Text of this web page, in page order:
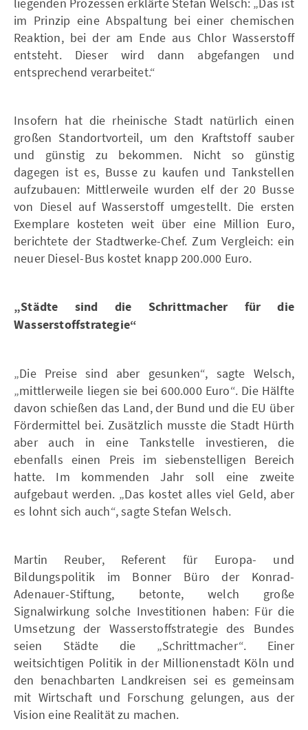
im Prinzip eine Abspaltung bei einer chemischen
Reaktion, bei der am Ende aus Chlor Wasserstoff
entsteht. Dieser wird dann abgefangen und
entsprechend verarbeitet.“
Insofern hat die rheinische Stadt natürlich einen
großen Standortvorteil, um den Kraftstoff sauber
und günstig zu bekommen. Nicht so günstig
dagegen ist es, Busse zu kaufen und Tankstellen
aufzubauen: Mittlerweile wurden elf der 20 Busse
von Diesel auf Wasserstoff umgestellt. Die ersten
Exemplare kosteten weit über eine Million Euro,
berichtete der Stadtwerke-Chef. Zum Vergleich: ein
neuer Diesel-Bus kostet knapp 200.000 Euro.
„Städte sind die Schrittmacher für die
Wasserstoffstrategie“
„Die Preise sind aber gesunken“, sagte Welsch,
„mittlerweile liegen sie bei 600.000 Euro“. Die Hälfte
davon schießen das Land, der Bund und die EU über
Fördermittel bei. Zusätzlich musste die Stadt Hürth
aber auch in eine Tankstelle investieren, die
ebenfalls einen Preis im siebenstelligen Bereich
hatte. Im kommenden Jahr soll eine zweite
aufgebaut werden. „Das kostet alles viel Geld, aber
es lohnt sich auch“, sagte Stefan Welsch.
Martin Reuber, Referent für Europa- und
Bildungspolitik im Bonner Büro der Konrad-
Adenauer-Stiftung, betonte, welch große
Signalwirkung solche Investitionen haben: Für die
Umsetzung der Wasserstoffstrategie des Bundes
seien Städte die „Schrittmacher“. Einer
weitsichtigen Politik in der Millionenstadt Köln und
den benachbarten Landkreisen sei es gemeinsam
mit Wirtschaft und Forschung gelungen, aus der
Vision eine Realität zu machen.